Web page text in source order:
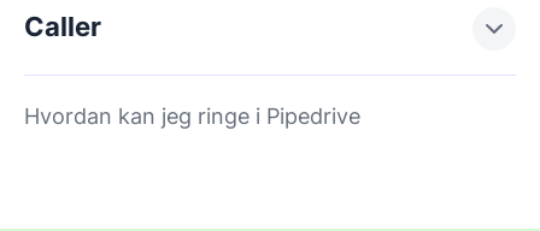
Caller
Hvordan kan jeg ringe i Pipedrive